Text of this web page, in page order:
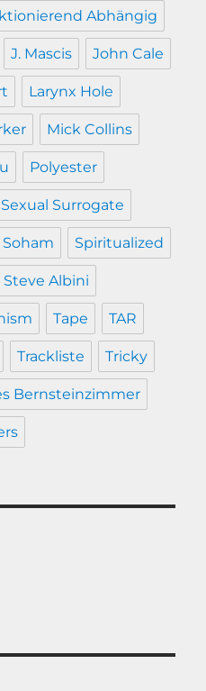
Abhängig
J. Mascis John Cale
Larynx Hole
Mick Collins
Polyester
Sexual Surrogate
Soham Spiritualized
Steve Albini
Tape TAR
Trackliste Tricky
Bernsteinzimmer